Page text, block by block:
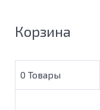
Корзина
0 Товары